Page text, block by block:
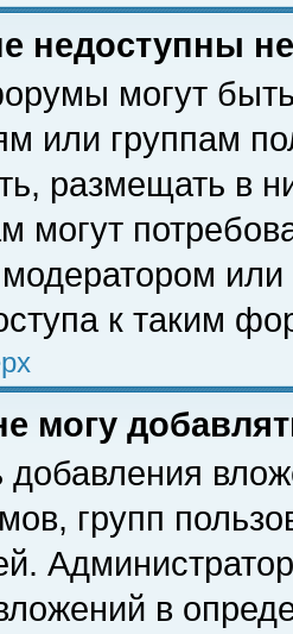
недоступны
могут
или группам
размещать в
могут
к таким
могу
добавления
групп
в